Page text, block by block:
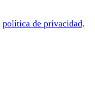
política de privacidad.